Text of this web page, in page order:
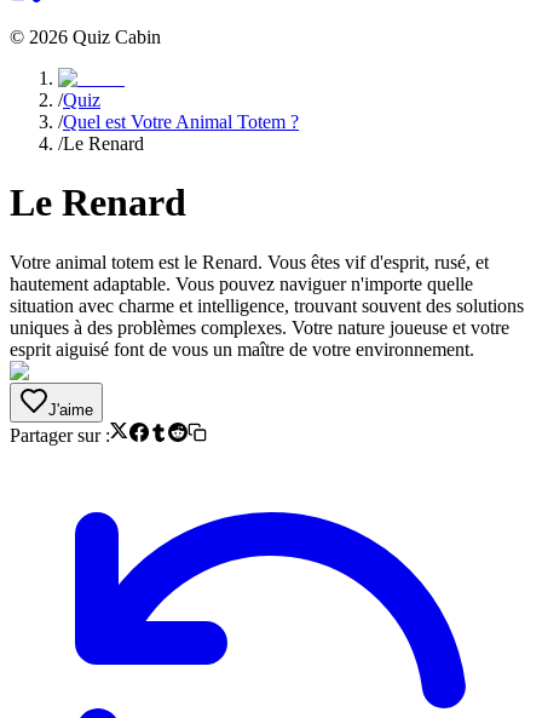
© 2026 Quiz Cabin
/Quiz
/Quel est Votre Animal Totem ?
/Le Renard
Le Renard
Votre animal totem est le Renard. Vous êtes vif d'esprit, rusé, et
hautement adaptable. Vous pouvez naviguer n'importe quelle
situation avec charme et intelligence, trouvant souvent des solutions
uniques à des problèmes complexes. Votre nature joueuse et votre
esprit aiguisé font de vous un maître de votre environnement.
J'aime
Partager sur :